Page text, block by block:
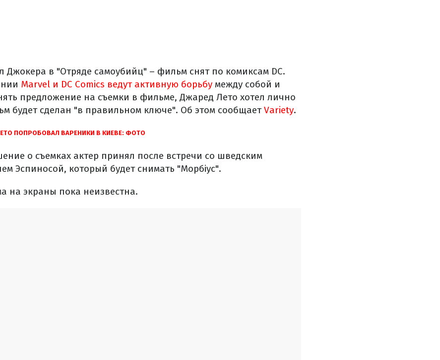
Джокера в "Отряде самоубийц" – фильм снят по комиксам DC.
Marvel и DC Comics ведут активную борьбу между собой и
предложение на съемки в фильме, Джаред Лето хотел лично
будет сделан "в правильном ключе". Об этом сообщаетVariety.
ПОПРОБОВАЛ ВАРЕНИКИ В КИЕВЕ: ФОТО
о съемках актер принял после встречи со шведским
Эспиносой, который будет снимать "Морбіус".
на экраны пока неизвестна.